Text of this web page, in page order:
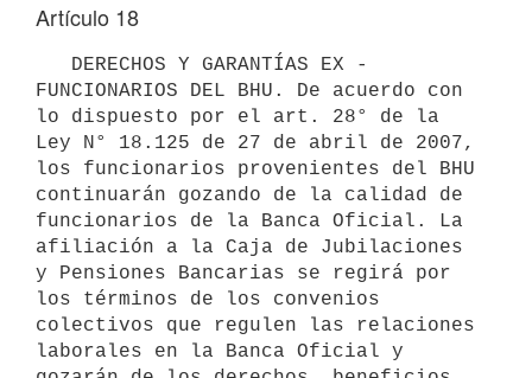
Artículo 18
FUNCIONARIOS DEL BHU. De acuerdo con
lo dispuesto por el art. 28° de la
Ley N° 18.125 de 27 de abril de 2007,
los funcionarios provenientes del BHU
continuarán gozando de la calidad de
funcionarios de la Banca Oficial. La
afiliación a la Caja de Jubilaciones
y Pensiones Bancarias se regirá por
los términos de los convenios
colectivos que regulen las relaciones
laborales en la Banca Oficial y